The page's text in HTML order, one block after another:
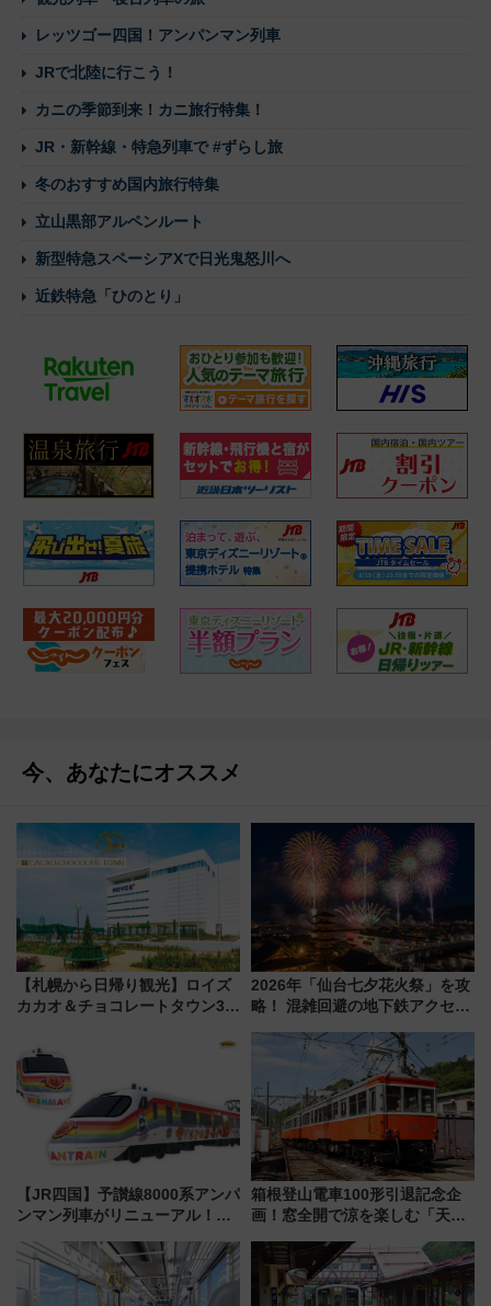
レッツゴー四国！アンパンマン列車
JRで北陸に行こう！
カニの季節到来！カニ旅行特集！
JR・新幹線・特急列車で #ずらし旅
冬のおすすめ国内旅行特集
立山黒部アルペンルート
新型特急スペーシアXで日光鬼怒川へ
近鉄特急「ひのとり」
今、あなたにオススメ
【札幌から日帰り観光】ロイズ
カカオ＆チョコレートタウン3周
詰め放題を開催、ロイズタウン
駅からのアクセスも
2026年「仙台七夕花火祭」を攻
略！ 混雑回避の地下鉄アクセス
火前に楽しむ仙台観光ルートま
で解説！
【JR四国】予讃線8000系アンパ
ンマン列車がリニューアル！内
今年12月
箱根登山電車100形引退記念企
画！窓全開で涼を楽しむ「天然